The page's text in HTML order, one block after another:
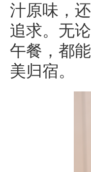
汁原味，
追求。无
午餐，都
美归宿。